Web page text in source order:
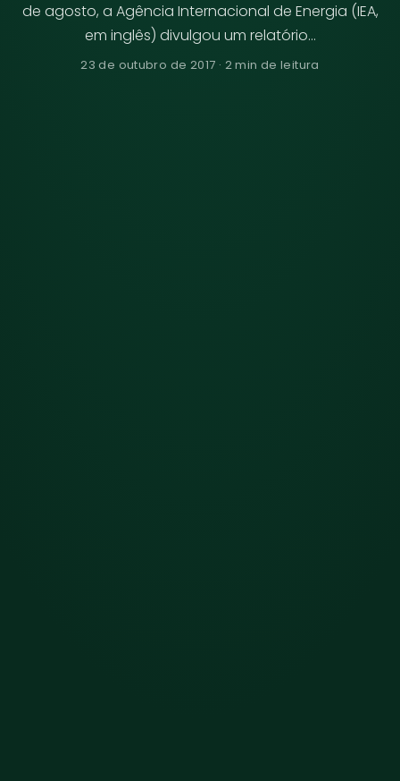
de agosto, a Agência Internacional de Energia (IEA,
em inglês) divulgou um relatório…
23 de outubro de 2017 · 2 min de leitura